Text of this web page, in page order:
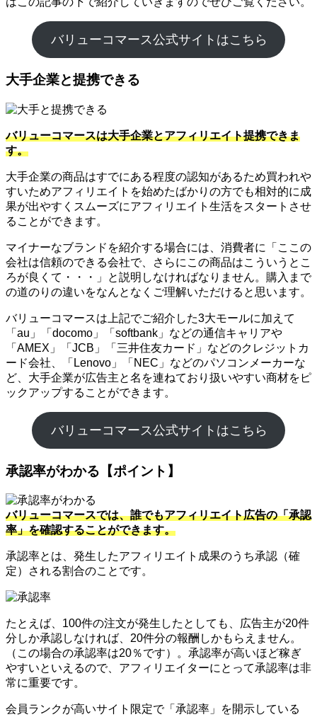
バリューコマース公式サイトはこちら
大手企業と提携できる
バリューコマースは大手企業とアフィリエイト提携できま
す。
大手企業の商品はすでにある程度の認知があるため買われや
すいためアフィリエイトを始めたばかりの方でも相対的に成
果が出やすくスムーズにアフィリエイト生活をスタートさせ
ることができます。
マイナーなブランドを紹介する場合には、消費者に「ここの
会社は信頼のできる会社で、さらにこの商品はこういうとこ
ろが良くて・・・」と説明しなければなりません。購入まで
の道のりの違いをなんとなくご理解いただけると思います。
バリューコマースは上記でご紹介した3大モールに加えて
「au」「docomo」「softbank」などの通信キャリアや
「AMEX」「JCB」「三井住友カード」などのクレジットカ
ード会社、「Lenovo」「NEC」などのパソコンメーカーな
ど、大手企業が広告主と名を連ねており扱いやすい商材をピ
ックアップすることができます。
バリューコマース公式サイトはこちら
承認率がわかる【ポイント】
バリューコマースでは、誰でもアフィリエイト広告の「承認
率」を確認することができます。
承認率とは、発生したアフィリエイト成果のうち承認（確
定）される割合のことです。
たとえば、100件の注文が発生したとしても、広告主が20件
分しか承認しなければ、20件分の報酬しかもらえません。
（この場合の承認率は20％です）。承認率が高いほど稼ぎ
やすいといえるので、アフィリエイターにとって承認率は非
常に重要です。
会員ランクが高いサイト限定で「承認率」を開示している